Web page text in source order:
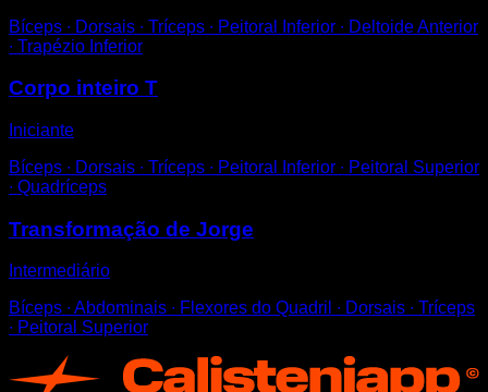
Bíceps ∙ Dorsais ∙ Tríceps ∙ Peitoral Inferior ∙ Deltoide Anterior
∙ Trapézio Inferior
Corpo inteiro T
Iniciante
Bíceps ∙ Dorsais ∙ Tríceps ∙ Peitoral Inferior ∙ Peitoral Superior
∙ Quadríceps
Transformação de Jorge
Intermediário
Bíceps ∙ Abdominais ∙ Flexores do Quadril ∙ Dorsais ∙ Tríceps
∙ Peitoral Superior